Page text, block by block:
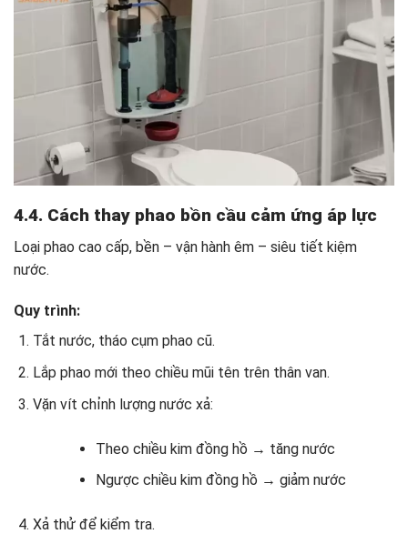
4.4. Cách thay phao bồn cầu cảm ứng áp lực
Loại phao cao cấp, bền – vận hành êm – siêu tiết kiệm
nước.
Quy trình:
Tắt nước, tháo cụm phao cũ.
Lắp phao mới theo chiều mũi tên trên thân van.
Vặn vít chỉnh lượng nước xả:
Theo chiều kim đồng hồ → tăng nước
Ngược chiều kim đồng hồ → giảm nước
Xả thử để kiểm tra.